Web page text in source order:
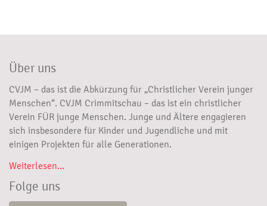
Über uns
CVJM – das ist die Abkürzung für „Christlicher Verein junger
Menschen“. CVJM Crimmitschau – das ist ein christlicher
Verein FÜR junge Menschen. Junge und Ältere engagieren
sich insbesondere für Kinder und Jugendliche und mit
einigen Projekten für alle Generationen.
Weiterlesen...
Folge uns